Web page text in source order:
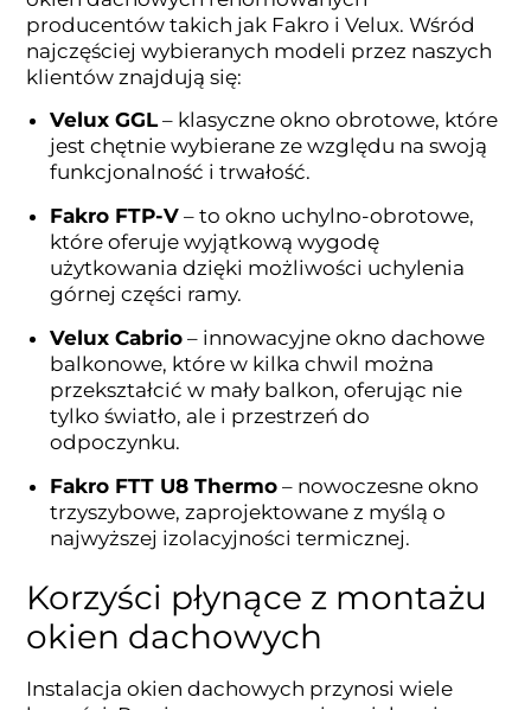
producentów takich jak Fakro i Velux. Wśród
najczęściej wybieranych modeli przez naszych
klientów znajdują się:
Velux GGL– klasyczne okno obrotowe, które
jest chętnie wybierane ze względu na swoją
funkcjonalność i trwałość.
Fakro FTP-V – to okno uchylno-obrotowe,
które oferuje wyjątkową wygodę
użytkowania dzięki możliwości uchylenia
górnej części ramy.
Velux Cabrio – innowacyjne okno dachowe
balkonowe, które w kilka chwil można
przekształcić w mały balkon, oferując nie
tylko światło, ale i przestrzeń do
odpoczynku.
Fakro FTT U8 Thermo – nowoczesne okno
trzyszybowe, zaprojektowane z myślą o
najwyższej izolacyjności termicznej.
Korzyści płynące z montażu
okien dachowych
Instalacja okien dachowych przynosi wiele